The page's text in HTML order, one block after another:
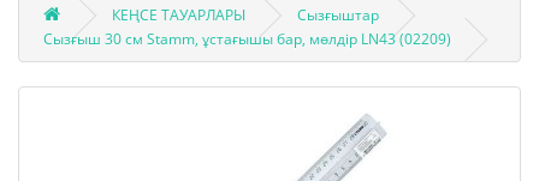
КЕҢСЕ ТАУАРЛАРЫ
Сызғыштар
Сызғыш 30 см Stamm, ұстағышы бар, мөлдір LN43 (02209)